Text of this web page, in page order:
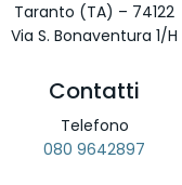
Taranto (TA) – 74122
Via S. Bonaventura 1/H
Contatti
Telefono
080 9642897